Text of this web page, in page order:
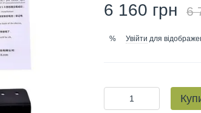
6 160 грн 6
% Увійти для